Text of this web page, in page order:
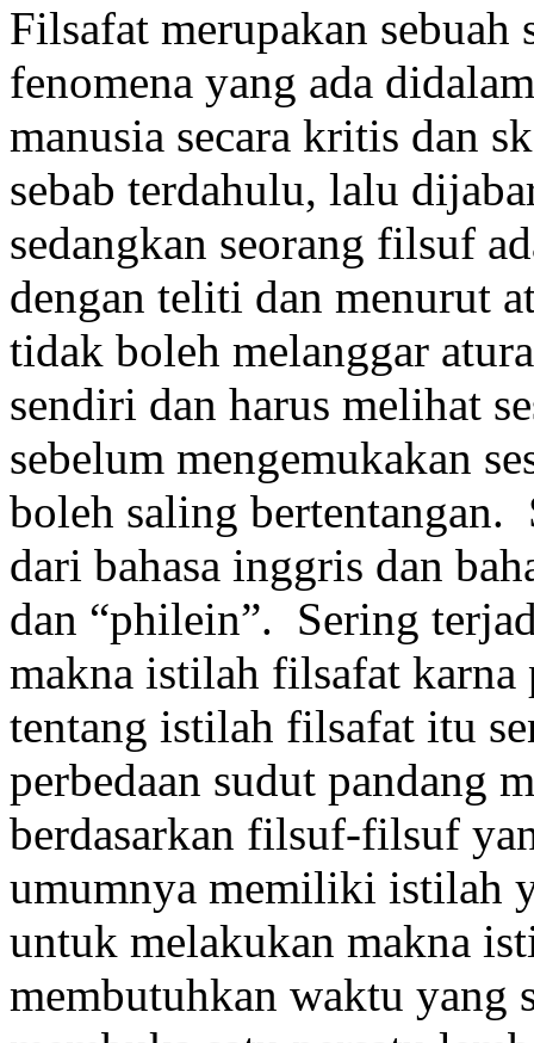
Filsafat merupakan sebuah
fenomena yang ada
manusia secara kritis dan
sebab terdahulu, lalu
sedangkan seorang filsuf
dengan teliti dan menurut
tidak boleh melanggar
sendiri dan harus melihat
sebelum mengemukakan
boleh saling bertentangan.
dari bahasa inggris dan
dan “philein”. Sering
makna istilah filsafat karna
tentang istilah filsafat itu
perbedaan sudut pandang
berdasarkan filsuf-filsuf
umumnya memiliki istilah
untuk melakukan makna
membutuhkan waktu yang